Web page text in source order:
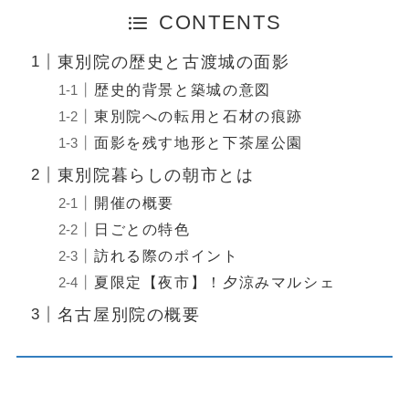
CONTENTS
東別院の歴史と古渡城の面影
歴史的背景と築城の意図
東別院への転用と石材の痕跡
面影を残す地形と下茶屋公園
東別院暮らしの朝市とは
開催の概要
日ごとの特色
訪れる際のポイント
夏限定【夜市】！夕涼みマルシェ
名古屋別院の概要